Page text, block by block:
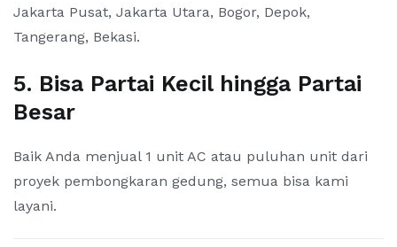
Jakarta Pusat, Jakarta Utara, Bogor, Depok,
Tangerang, Bekasi.
5. Bisa Partai Kecil hingga Partai
Besar
Baik Anda menjual 1 unit AC atau puluhan unit dari
proyek pembongkaran gedung, semua bisa kami
layani.